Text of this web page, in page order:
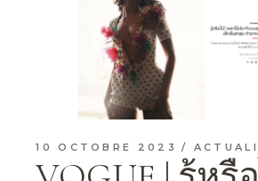
10 OCTOBRE 2023